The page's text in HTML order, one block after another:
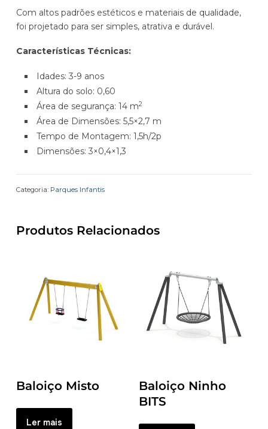
Com altos padrões estéticos e materiais de qualidade,
foi projetado para ser simples, atrativa e durável.
Características Técnicas:
Idades: 3-9 anos
Altura do solo: 0,60
Área de segurança: 14 m2
Área de Dimensões: 5,5×2,7 m
Tempo de Montagem: 1,5h/2p
Dimensões: 3×0,4×1,3
Categoria: Parques Infantis
Produtos Relacionados
Baloiço Misto
Ler mais
Baloiço Ninho
BITS